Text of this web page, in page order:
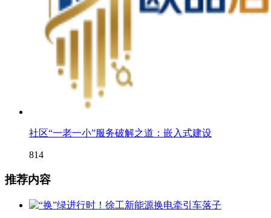
社区“一老一小”服务破解之道：嵌入式建设
814
推荐内容